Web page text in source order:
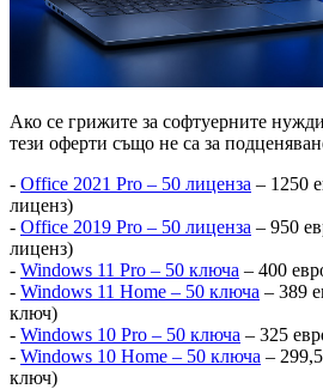
Ако се грижите за софтуерните
тези оферти също не са за
- Office 2021 Pro – 50 лиценза – 1250
лиценз)
- Office 2019 Pro – 50 лиценза – 950
лиценз)
- Windows 11 Pro – 50 ключа – 400
- Windows 11 Home – 50 ключа – 389
ключ)
- Windows 10 Pro – 50 ключа – 325
- Windows 10 Home – 50 ключа –
ключ)